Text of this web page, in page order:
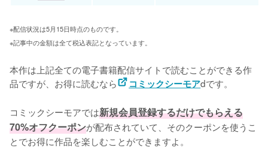
※配信状況は5月15日時点のものです。
※記事中の金額は全て税込表記となっています。
本作は上記全ての電子書籍配信サイトで読むことができる作
品ですが、お得に読むなら
コミックシーモアdです。
コミックシーモアでは新規会員登録するだけでもらえる
70%オフクーポンが配布されていて、そのクーポンを使うこ
とでお得に作品を楽しむことができますよ。